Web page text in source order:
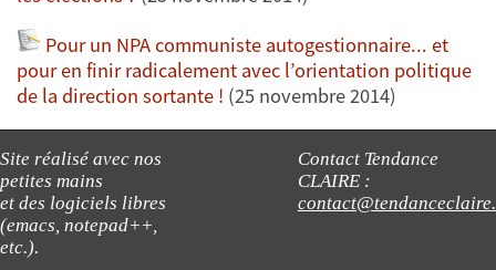
Pour un NPA communiste autogestionnaire... et
pour en finir radicalement avec l’orientation politique
de la direction sortante ! (25 novembre 2014)
Site réalisé avec nos
petites mains
et des logiciels libres
(emacs, notepad++,
etc.).
Contact Tendance
CLAIRE :